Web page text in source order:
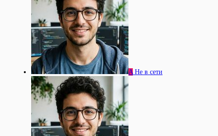
A Не в сети